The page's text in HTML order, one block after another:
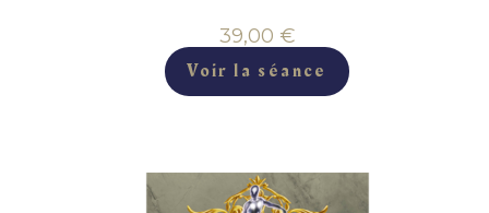
39,00 €
Voir la séance